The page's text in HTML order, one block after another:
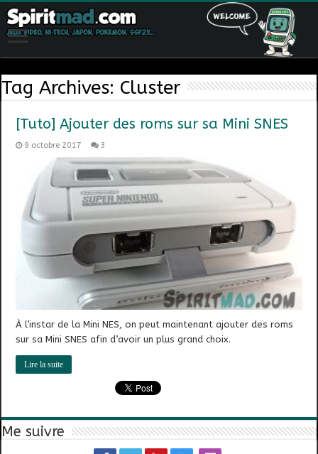
Tag Archives: Cluster
[Tuto] Ajouter des roms sur sa Mini SNES
9 octobre 2017 3
À l’instar de la Mini NES, on peut maintenant ajouter des roms
sur sa Mini SNES afin d’avoir un plus grand choix.
Lire la suite
Me suivre